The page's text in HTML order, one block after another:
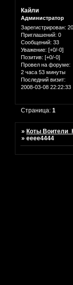
Кайли
Администратор
Зарегистрирован:
Приглашений: 0
Сообщений: 33
Уважение: [+0/-0]
Позитив: [+0/-0]
Провел на форуме:
2 часа 53 минуты
Последний визит:
2008-03-08 22:22:33
Страница:1
»Коты
»ееее4444